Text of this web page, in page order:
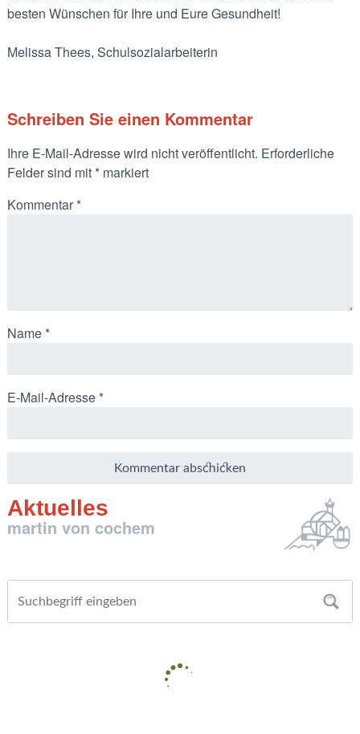
besten Wünschen für Ihre und Eure Gesundheit!
Melissa Thees, Schulsozialarbeiterin
Schreiben Sie einen Kommentar
Ihre E-Mail-Adresse wird nicht veröffentlicht. Erforderliche
Felder sind mit *markiert
Kommentar *
Name *
E-Mail-Adresse *
Aktuelles
martin von cochem